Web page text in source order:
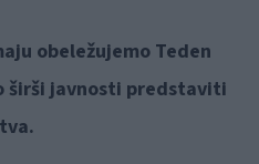
obeležujemo Teden
širši javnosti predstaviti